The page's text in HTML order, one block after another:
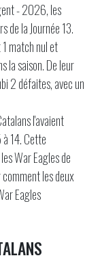
- 2026, les
de la Journée 13.
match nul et
la saison. De leur
2 défaites, avec un
l'avaient
14. Cette
War Eagles de
les deux
Eagles